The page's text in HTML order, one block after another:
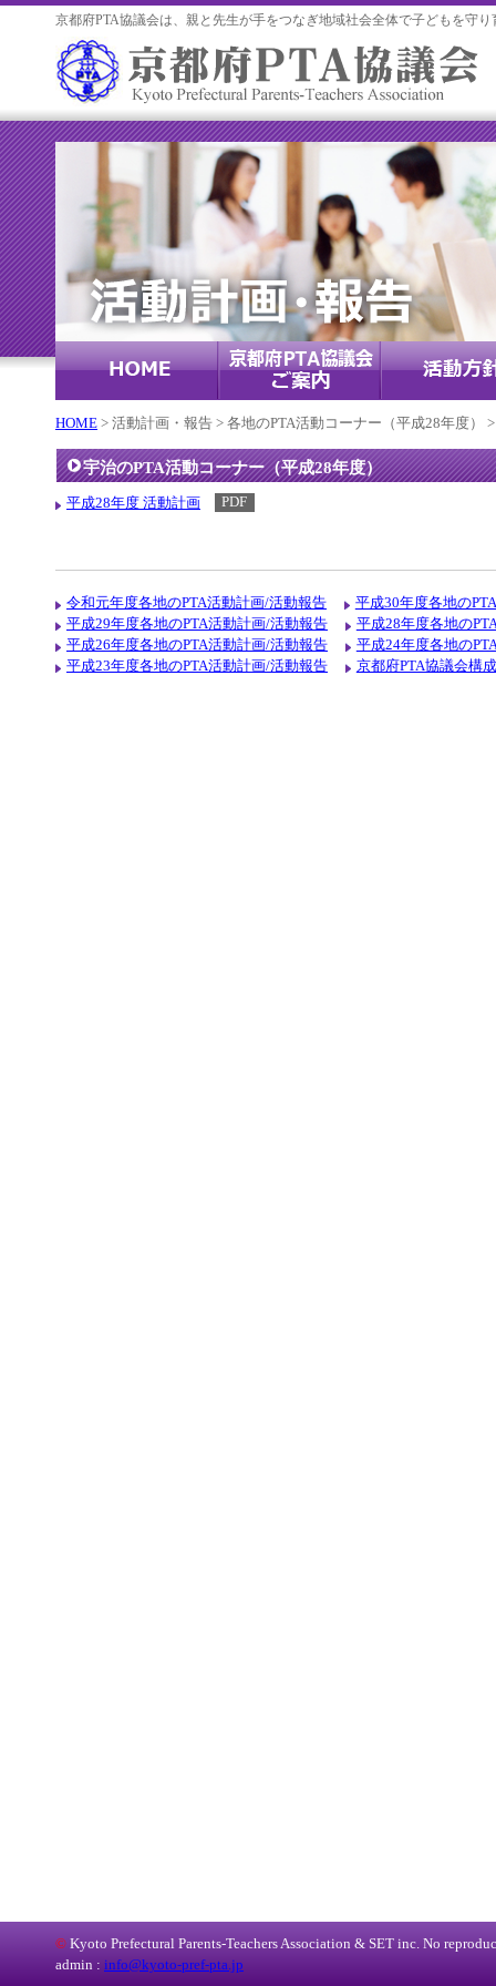
京都府PTA協議会は、親と先生が手をつなぎ地域社会全体で子どもを守
HOME > 活動計画・報告 > 各地のPTA活動コーナー（平成28年度）
宇治のPTA活動コーナー（平成28年度）
平成28年度 活動計画 PDF
令和元年度各地のPTA活動計画/活動報告
平成30年度各地の
平成29年度各地のPTA活動計画/活動報告
平成28年度各地の
平成26年度各地のPTA活動計画/活動報告
平成24年度各地の
平成23年度各地のPTA活動計画/活動報告
京都府PTA協議会構
© Kyoto Prefectural Parents-Teachers Association & SET inc. No
admin : info@kyoto-pref-pta.jp